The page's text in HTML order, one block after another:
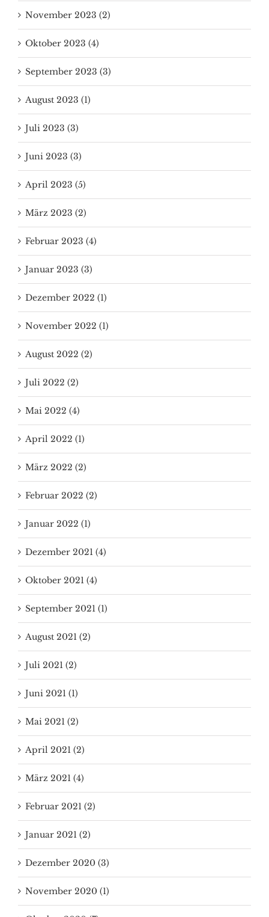
November 2023 (2)
Oktober 2023 (4)
September 2023 (3)
August 2023 (1)
Juli 2023 (3)
Juni 2023 (3)
April 2023 (5)
März 2023 (2)
Februar 2023 (4)
Januar 2023 (3)
Dezember 2022 (1)
November 2022 (1)
August 2022 (2)
Juli 2022 (2)
Mai 2022 (4)
April 2022 (1)
März 2022 (2)
Februar 2022 (2)
Januar 2022 (1)
Dezember 2021 (4)
Oktober 2021 (4)
September 2021 (1)
August 2021 (2)
Juli 2021 (2)
Juni 2021 (1)
Mai 2021 (2)
April 2021 (2)
März 2021 (4)
Februar 2021 (2)
Januar 2021 (2)
Dezember 2020 (3)
November 2020 (1)